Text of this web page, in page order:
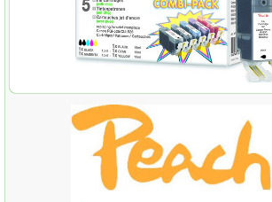
Zestaw Peach PI100-133